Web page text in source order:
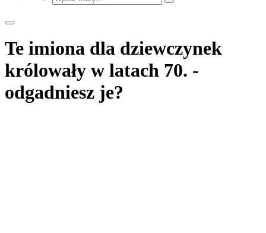
Te imiona dla dziewczynek
królowały w latach 70. -
odgadniesz je?